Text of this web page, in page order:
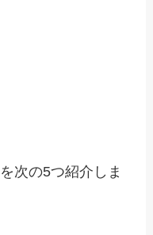
を次の5つ紹介しま